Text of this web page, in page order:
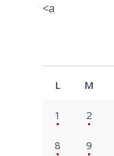
<a
L M
1 2
8 9